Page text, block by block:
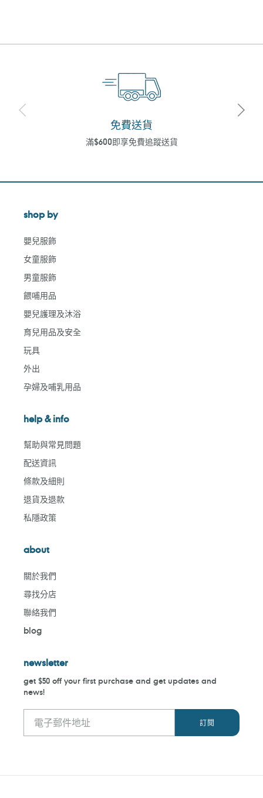
免費送貨
滿$600即享免費追蹤送貨
shop by
嬰兒服飾
女童服飾
男童服飾
餵哺用品
嬰兒護理及沐浴
育兒用品及安全
玩具
外出
孕婦及哺乳用品
help & info
幫助與常見問題
配送資訊
條款及細則
退貨及退款
私隱政策
about
關於我們
尋找分店
聯絡我們
blog
newsletter
get $50 off your first purchase and get updates and
news!